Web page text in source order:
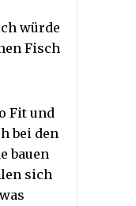
würde
Fisch
Fit und
bei den
bauen
sich